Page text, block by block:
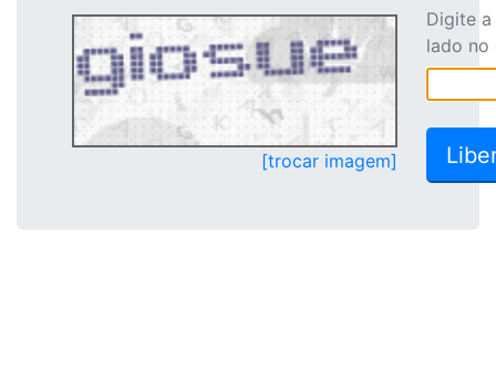
[trocar imagem]
Digite
lado no